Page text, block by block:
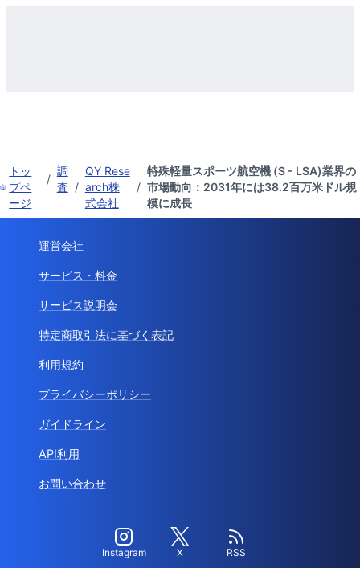
トッ
プペ
ージ
/
調
査 /
QY Rese
arch株
式会社
/
特殊軽量スポーツ航空機 (S - LSA)業界の
市場動向：2031年には38.2百万米ドル規
模に成長
運営会社
サービス・料金
サービス説明会
特定商取引法に基づく表記
利用規約
プライバシーポリシー
ガイドライン
API利用
お問い合わせ
Instagram X RSS